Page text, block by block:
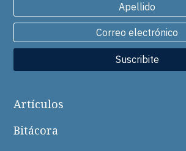
Artículos
Bitácora
icon
Suscribite